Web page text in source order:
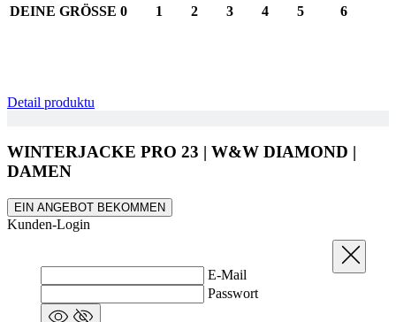
DEINE GRÖSSE 0 1 2 3 4 5 6
Detail produktu
WINTERJACKE PRO 23 | W&W DIAMOND |
DAMEN
EIN ANGEBOT BEKOMMEN
Schließen
Kunden-Login
E-Mail
Passwort
Notwendig Statistiken
Marketing
Unbedingt erforderliche Cookies ermöglichen
wesentliche Kernfunktionen der Website wie die
Website nicht ordnungsgemäß verwendet werden.
Name
Anbieter